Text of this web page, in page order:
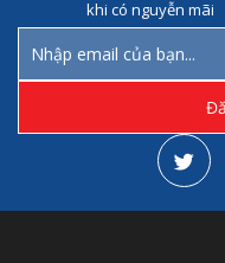
Mô
cao cấp
Máy
khi có nguyễn mãi